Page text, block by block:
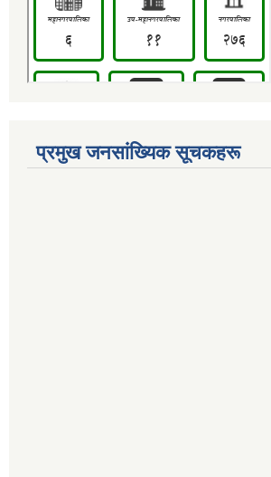
प्रमुख जनसांख्यिक सूचकहरू